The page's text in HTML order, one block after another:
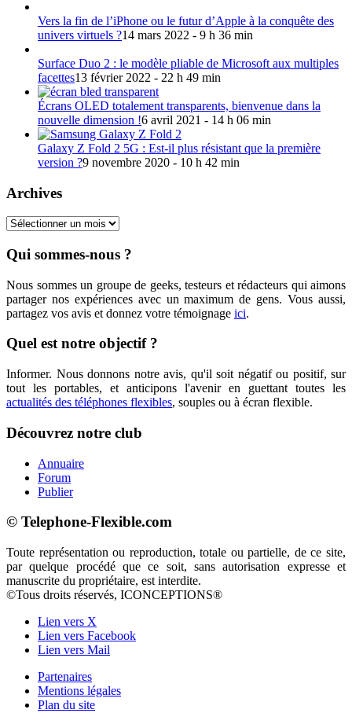
Vers la fin de l’iPhone ou le futur d’Apple à la conquête des
univers virtuels ?14 mars 2022 - 9 h 36 min
Surface Duo 2 : le modèle pliable de Microsoft aux multiples
facettes13 février 2022 - 22 h 49 min
Écrans OLED totalement transparents, bienvenue dans la
nouvelle dimension !6 avril 2021 - 14 h 06 min
Galaxy Z Fold 2 5G : Est-il plus résistant que la première
version ?9 novembre 2020 - 10 h 42 min
Archives
Archives
Qui sommes-nous ?
Nous sommes un groupe de geeks, testeurs et rédacteurs qui aimons
partager nos expériences avec un maximum de gens. Vous aussi,
partagez vos avis et donnez votre témoignage ici.
Quel est notre objectif ?
Informer. Nous donnons notre avis, qu'il soit négatif ou positif, sur
tout les portables, et anticipons l'avenir en guettant toutes les
actualités des téléphones flexibles, souples ou à écran flexible.
Découvrez notre club
Annuaire
Forum
Publier
© Telephone-Flexible.com
Toute représentation ou reproduction, totale ou partielle, de ce site,
par quelque procédé que ce soit, sans autorisation expresse et
manuscrite du propriétaire, est interdite.
©Tous droits réservés, ICONCEPTIONS®
Lien vers X
Lien vers Facebook
Lien vers Mail
Partenaires
Mentions légales
Plan du site